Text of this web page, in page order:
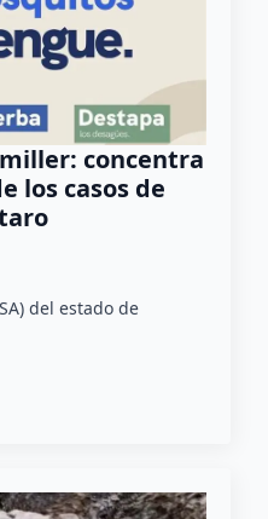
concentra
los casos de
del estado de